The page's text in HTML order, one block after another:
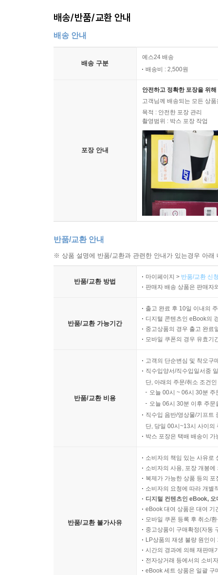
배송/반품/교환 안내
배송 안내
배송 구분
예스24 배송
배송비 : 2,500원
포장 안내
안전하고 정확한 포장을 위
고객님께 배송되는 모든 상
목적 : 안전한 포장 관리
촬영범위 : 박스 포장 작업
반품/교환 안내
※ 상품 설명에 반품/교환과 관련한 안내가 있는경우 아
반품/교환 방법
마이페이지 > 반품/교환 신
판매자 배송 상품은 판매자
반품/교환 가능기간
출고 완료 후 10일 이내의
디지털 콘텐츠인 eBook의
중고상품의 경우 출고 완료
모바일 쿠폰의 경우 유효기
반품/교환 비용
고객의 단순변심 및 착오구
직수입양서/직수입일서중
단, 아래의 주문/취소 조건
오늘 00시 ~ 06시 30분
오늘 06시 30분 이후 주
직수입 음반/영상물/기프트
단, 당일 00시~13시 사이의
박스 포장은 택배 배송이
반품/교환 불가사유
소비자의 책임 있는 사유로
소비자의 사용, 포장 개봉
복제가 가능한 상품 등의
소비자의 요청에 따라 개별
디지털 컨텐츠인 eBook,
eBook 대여 상품은 대여 기
모바일 쿠폰 등록 후 취소/
중고상품이 구매확정(자동
LP상품의 재생 불량 원인
시간의 경과에 의해 재판매
전자상거래 등에서의 소비
eBook 세트 상품은 일괄 구